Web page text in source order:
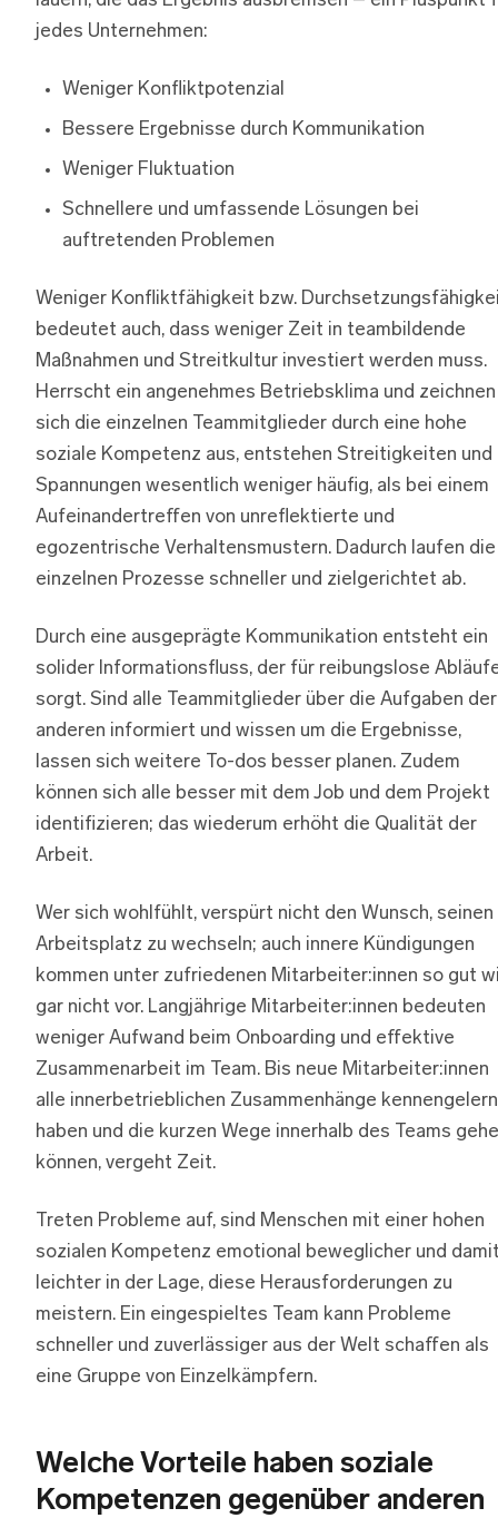
jedes Unternehmen:
Weniger Konfliktpotenzial
Bessere Ergebnisse durch Kommunikation
Weniger Fluktuation
Schnellere und umfassende Lösungen bei
auftretenden Problemen
Weniger Konfliktfähigkeit bzw.
bedeutet auch, dass weniger Zeit in teambildende
Maßnahmen und Streitkultur investiert werden muss.
Herrscht ein angenehmes Betriebsklima und zeichnen
sich die einzelnen Teammitglieder durch eine hohe
soziale Kompetenz aus, entstehen Streitigkeiten und
Spannungen wesentlich weniger häufig, als bei einem
Aufeinandertreffen von unreflektierte und
egozentrische Verhaltensmustern. Dadurch laufen die
einzelnen Prozesse schneller und zielgerichtet ab.
Durch eine ausgeprägte Kommunikation entsteht ein
solider Informationsfluss, der für reibungslose
sorgt. Sind alle Teammitglieder über die Aufgaben der
anderen informiert und wissen um die Ergebnisse,
lassen sich weitere To-dos besser planen. Zudem
können sich alle besser mit dem Job und dem Projekt
identifizieren; das wiederum erhöht die Qualität der
Arbeit.
Wer sich wohlfühlt, verspürt nicht den Wunsch, seinen
Arbeitsplatz zu wechseln; auch innere Kündigungen
kommen unter zufriedenen Mitarbeiter:innen so gut
gar nicht vor. Langjährige Mitarbeiter:innen bedeuten
weniger Aufwand beim Onboarding und effektive
Zusammenarbeit im Team. Bis neue Mitarbeiter:innen
alle innerbetrieblichen Zusammenhänge
haben und die kurzen Wege innerhalb des Teams
können, vergeht Zeit.
Treten Probleme auf, sind Menschen mit einer hohen
sozialen Kompetenz emotional beweglicher und
leichter in der Lage, diese Herausforderungen zu
meistern. Ein eingespieltes Team kann Probleme
schneller und zuverlässiger aus der Welt schaffen als
eine Gruppe von Einzelkämpfern.
Welche Vorteile haben soziale
Kompetenzen gegenüber anderen